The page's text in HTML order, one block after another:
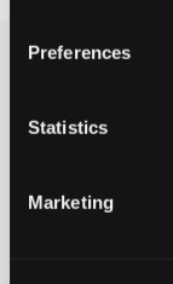
Preferences
Statistics
Marketing
Mørkeblå T-
Rund hals